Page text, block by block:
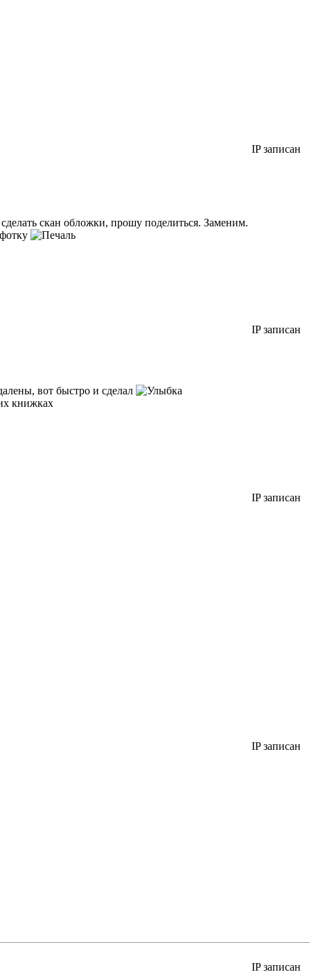
IP записан
скан обложки, прошу поделиться. Заменим.
IP записан
вот быстро и сделал
книжках
IP записан
IP записан
IP записан